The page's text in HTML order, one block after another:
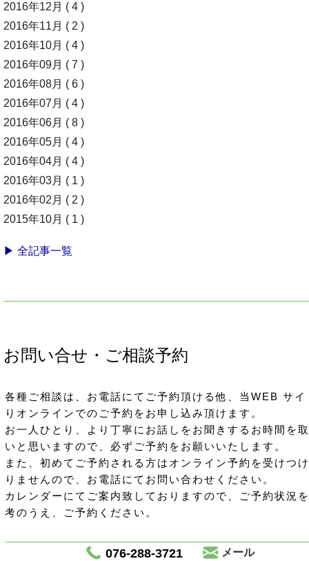
2016年12月 ( 4 )
2016年11月 ( 2 )
2016年10月 ( 4 )
2016年09月 ( 7 )
2016年08月 ( 6 )
2016年07月 ( 4 )
2016年06月 ( 8 )
2016年05月 ( 4 )
2016年04月 ( 4 )
2016年03月 ( 1 )
2016年02月 ( 2 )
2015年10月 ( 1 )
▶ 全記事一覧
お問い合せ・ご相談予約
各種ご相談は、お電話にてご予約頂ける他、当WEB サイ
りオンラインでのご予約をお申し込み頂けます。
お一人ひとり、より丁寧にお話しをお聞きするお時間を
いと思いますので、必ずご予約をお願いいたします。
また、初めてご予約される方はオンライン予約を受けつ
りませんので、お電話にてお問い合わせください。
カレンダーにてご案内致しておりますので、ご予約状況
考のうえ、ご予約ください。
076-288-3721
メール